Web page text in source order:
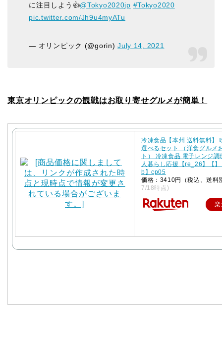
に注目しよう👍@Tokyo2020jp #Tokyo2020
pic.twitter.com/Jh9u4myATu
— オリンピック (@gorin)July 14, 2021
東京オリンピックの観戦はお取り寄せグルメが簡単！
冷凍食品【本州 送料無料】
選べるセット （洋食グルメ
ト） 冷凍食品 電子レンジ調
人暮らし応援【re_26】【
b】cp05
価格：3410円（税込、送料
7/18時点)